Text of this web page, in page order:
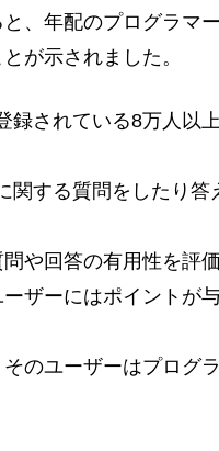
、年配のプログラマ
が示されました。
されている8万人以
する質問をしたり答
や回答の有用性を評
ザーにはポイントが
のユーザーはプログ